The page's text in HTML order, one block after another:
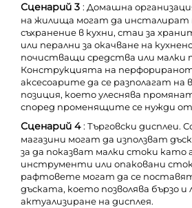
Сценарий 3 : Домашна
на жилища могат да инсталират
съхранение в кухни, стаи за
или перални за окачване на
почистващи средства или малки
Конструкцията на
аксесоарите да се разполагат на
позиция, което улеснява
според променящите се нужди от
Сценарий 4: Търговски дисплеи.
магазини могат да използват
за да показват малки стоки като
инструменти или опаковани
рафтовете могат да се поставят
дъската, което позволява бързо и
актуализиране на дисплея.